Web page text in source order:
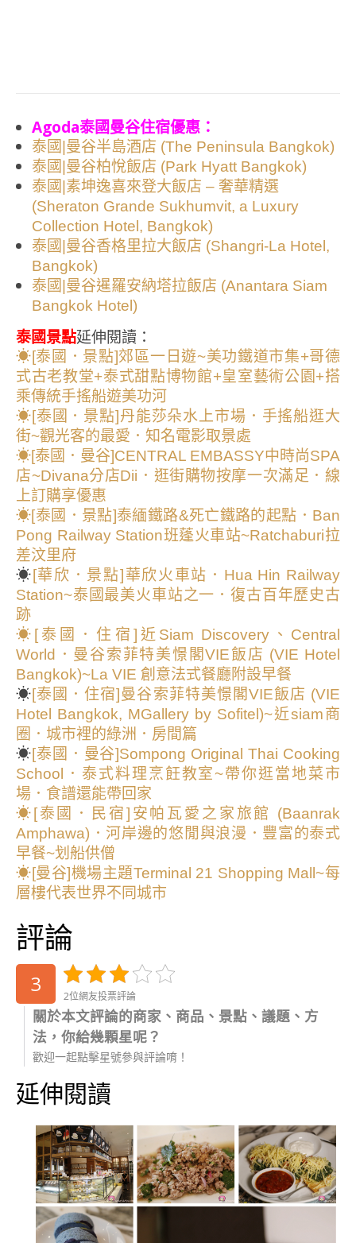
Agoda泰國曼谷住宿優惠：
泰國|曼谷半島酒店 (The Peninsula Bangkok)
泰國|曼谷柏悅飯店 (Park Hyatt Bangkok)
泰國|素坤逸喜來登大飯店 – 奢華精選
(Sheraton Grande Sukhumvit, a Luxury
Collection Hotel, Bangkok)
泰國|曼谷香格里拉大飯店 (Shangri-La Hotel,
Bangkok)
泰國|曼谷暹羅安納塔拉飯店 (Anantara Siam
Bangkok Hotel)
泰國景點延伸閱讀：
☀[泰國．景點]郊區一日遊~美功鐵道市集+哥德
式古老教堂+泰式甜點博物館+皇室藝術公園+搭
乘傳統手搖船遊美功河
☀[泰國．景點]丹能莎朵水上市場．手搖船逛大
街~觀光客的最愛．知名電影取景處
☀[泰國．曼谷]CENTRAL EMBASSY中時尚SPA
店~Divana分店Dii．逛街購物按摩一次滿足．線
上訂購享優惠
☀[泰國．景點]泰緬鐵路&死亡鐵路的起點．Ban
Pong Railway Station班蓬火車站~Ratchaburi拉
差汶里府
☀ [華欣．景點]華欣火車站．Hua Hin Railway
Station~泰國最美火車站之一．復古百年歷史古
跡
☀ [泰國．住宿]近Siam Discovery、Central
World．曼谷索菲特美憬閣VIE飯店 (VIE Hotel
Bangkok)~La VIE 創意法式餐廳附設早餐
☀[泰國．住宿]曼谷索菲特美憬閣VIE飯店 (VIE
Hotel Bangkok, MGallery by Sofitel)~近siam商
圈．城市裡的綠洲．房間篇
☀[泰國．曼谷]Sompong Original Thai Cooking
School．泰式料理烹飪教室~帶你逛當地菜市
場．食譜還能帶回家
☀[泰國．民宿]安帕瓦愛之家旅館 (Baanrak
Amphawa)．河岸邊的悠閒與浪漫．豐富的泰式
早餐~划船供僧
☀[曼谷]機場主題Terminal 21 Shopping Mall~每
層樓代表世界不同城市
評論
3 2位網友投票評論
關於本文評論的商家、商品、景點、議題、方
法，你給幾顆星呢？
歡迎一起點擊星號參與評論唷！
延伸閱讀